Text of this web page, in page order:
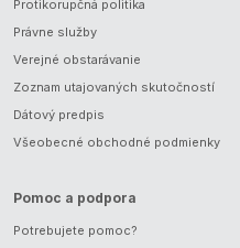
Protikorupčná politika
Právne služby
Verejné obstarávanie
Zoznam utajovaných skutočností
Dátový predpis
Všeobecné obchodné podmienky
Pomoc a podpora
Potrebujete pomoc?